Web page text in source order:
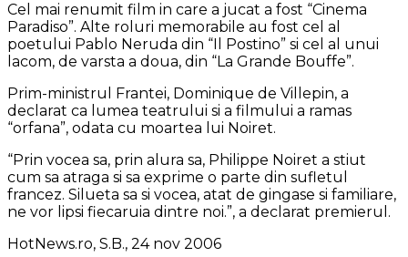
Cel mai renumit film in care a jucat a fost “Cinema
Paradiso”. Alte roluri memorabile au fost cel al
poetului Pablo Neruda din “Il Postino” si cel al unui
lacom, de varsta a doua, din “La Grande Bouffe”.
Prim-ministrul Frantei, Dominique de Villepin, a
declarat ca lumea teatrului si a filmului a ramas
“orfana”, odata cu moartea lui Noiret.
“Prin vocea sa, prin alura sa, Philippe Noiret a stiut
cum sa atraga si sa exprime o parte din sufletul
francez. Silueta sa si vocea, atat de gingase si familiare,
ne vor lipsi fiecaruia dintre noi.”, a declarat premierul.
HotNews.ro, S.B., 24 nov 2006